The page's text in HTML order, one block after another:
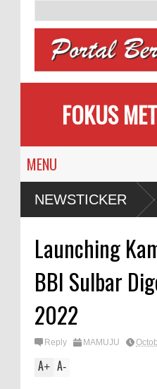
FOKUS
NEWSTICKER
MAPIA Ajak
Tanam Pohon
Launching
BBI Sulbar
2022
Reply MAMUJU
A+ A-